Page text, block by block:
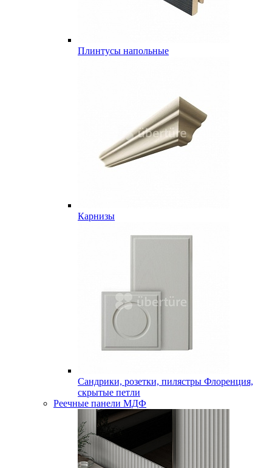
Плинтусы напольные
Карнизы
Сандрики, розетки, пилястры Флоренция,
скрытые петли
Реечные панели МДФ